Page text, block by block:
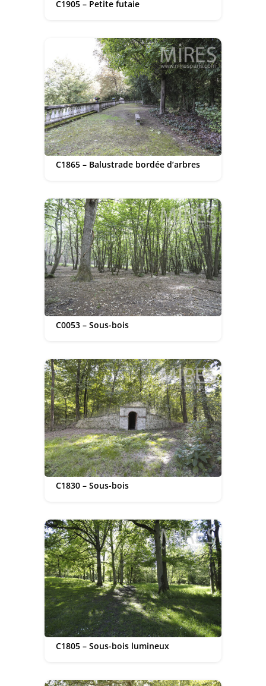
C1905 – Petite futaie
C1865 – Balustrade bordée d’arbres
C0053 – Sous-bois
C1830 – Sous-bois
C1805 – Sous-bois lumineux